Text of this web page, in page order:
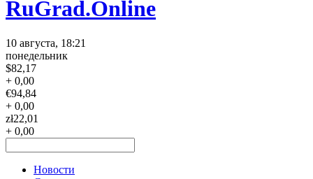
RuGrad.Online
10 августа, 18:21
понедельник
$82,17
+ 0,00
€94,84
+ 0,00
zł22,01
+ 0,00
Новости